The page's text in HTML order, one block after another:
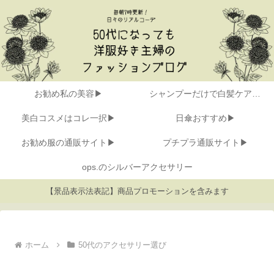
お勧め私の美容▶ シャンプーだけで白髪ケア▶
美白コスメはコレ一択▶ 日傘おすすめ▶
お勧め服の通販サイト▶ プチプラ通販サイト▶
ops.のシルバーアクセサリー
【景品表示法表記】商品プロモーションを含みます
ホーム 50代のアクセサリー選び